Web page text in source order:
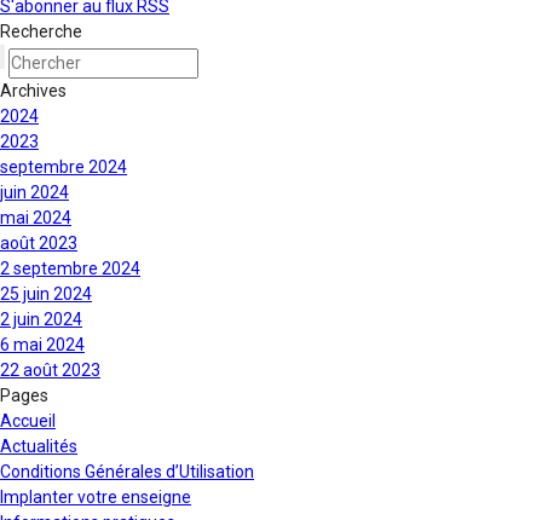
S'abonner au flux RSS
Recherche
Archives
2024
2023
septembre 2024
juin 2024
mai 2024
août 2023
2 septembre 2024
25 juin 2024
2 juin 2024
6 mai 2024
22 août 2023
Pages
Accueil
Actualités
Conditions Générales d’Utilisation
Implanter votre enseigne